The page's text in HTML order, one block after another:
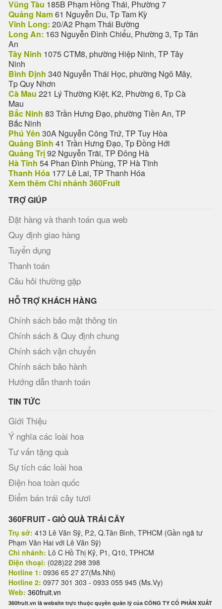
Vũng Tàu 185B Phạm Hồng Thái, Phường 7
Quảng Nam61 Nguyễn Du, Tp Tam Kỳ
Vĩnh Long: 20/A2 Phạm Thái Bường
Long An: 163 Nguyễn Đình Chiểu, Phường 3, Tp Tân
An
Tây Ninh 1075 CTM8, phường Hiệp Ninh, TP Tây
Ninh
Bình Định 340 Nguyễn Thái Học, phường Ngô Mây,
Tp Quy Nhơn
Cà Mau 221 Lý Thường Kiệt, K2, Phường 6, Tp Cà
Mau
Bắc Ninh 83 Trần Hưng Đạo, phường Tiền An, TP
Bắc Ninh
Phú Yên 30A Nguyễn Công Trứ, TP Tuy Hòa
Quảng Bình 41 Trần Hưng Đạo, Tp Đồng Hới
Quảng Trị92 Nguyễn Trãi, TP Đông Hà
Hà Tĩnh 54 Phan Đình Phùng, TP Hà Tĩnh
Thanh Hóa 177 Lê Lai, TP Thanh Hóa
Xem thêm Chi nhánh 360Fruit
TRỢ GIÚP
Đặt hàng và thanh toán qua web
Quy định giao hàng
Tuyển dụng
Thanh toán
Câu hỏi thường gặp
HỖ TRỢ KHÁCH HÀNG
Chính sách bảo mật thông tin
Chính sách & Quy định chung
Chính sách vận chuyển
Chính sách bảo hành
Hướng dẫn thanh toán
TIN TỨC
Giới Thiệu
Ý nghĩa các loài hoa
Tư vấn tặng quà
Sự tích các loài hoa
Điện hoa toàn quốc
Điểm bán trái cây tươi
360FRUIT - GIỎ QUÀ TRÁI CÂY
Trụ sở: 413 Lê Văn Sỹ, P.2, Q.Tân Bình, TPHCM (Gần ngã tư
Phạm Văn Hai với Lê Văn Sỹ)
Chi nhánh: Lô C Hồ Thị Kỷ, P1, Q10, TPHCM
Điện thoại: (028)22 298 398
Hotline 1: 0936 65 27 27(Ms.Nhi)
Hotline 2: 0977 301 303 - 0933 055 945 (Ms.Vy)
Web: 360fruit.vn
360fruit.vn là website trực thuộc quyền quản lý của CÔNG TY CỔ PHẦN XUẤT